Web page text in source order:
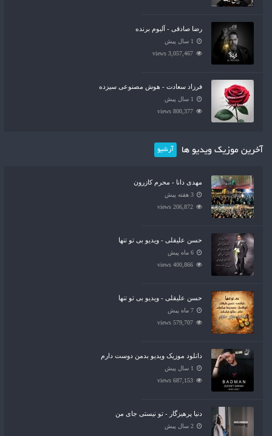
رضا صادقی - آلبوم برنده
1 سال پیش
3,057,467 views
فرزاد سعادت - هوش مصنوعی سیزده
1 سال پیش
800,377 views
آخرین موزیک ویدیو ها آرشیو
مهدی دانا - محرم کازرون
3 هفته پیش
206,872 views
حسن علیقلی - ویدیو بی تو تنها
6 ماه پیش
400,866 views
حسن علیقلی - ویدیو بی تو تنها
7 ماه پیش
579,707 views
دانلود موزیک ویدیو بدمن دوست دارم
1 سال پیش
687,153 views
دنیا پرهیزگار - تو نیستی جای من
2 سال پیش